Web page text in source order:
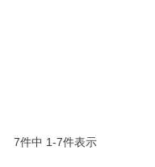
7件中 1-7件表示